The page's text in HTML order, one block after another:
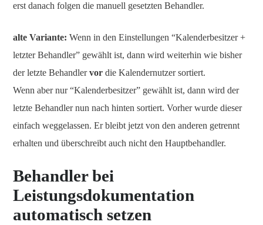
erst danach folgen die manuell gesetzten Behandler.
alte Variante: Wenn in den Einstellungen “Kalenderbesitzer +
letzter Behandler” gewählt ist, dann wird weiterhin wie bisher
der letzte Behandlervor die Kalendernutzer sortiert.
Wenn aber nur “Kalenderbesitzer” gewählt ist, dann wird der
letzte Behandler nun nach hinten sortiert. Vorher wurde dieser
einfach weggelassen. Er bleibt jetzt von den anderen getrennt
erhalten und überschreibt auch nicht den Hauptbehandler.
Behandler bei
Leistungsdokumentation
automatisch setzen